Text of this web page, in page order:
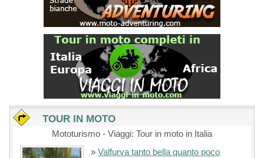
TOUR IN MOTO
Mototurismo - Viaggi: Tour in moto in Italia
»Valfurva tanto bella quanto poco